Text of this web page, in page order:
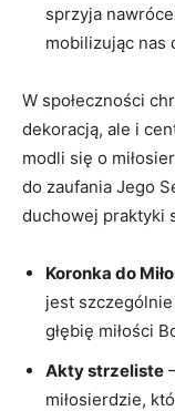
sprzyja
mobilizując nas
W społeczności
dekoracją, ale i
modli się o
do‍ zaufania ​Jego
duchowej⁤ praktyki
Koronka do
jest szczególnie
głębię miłości
Akty ‍strzeliste
‌miłosierdzie,